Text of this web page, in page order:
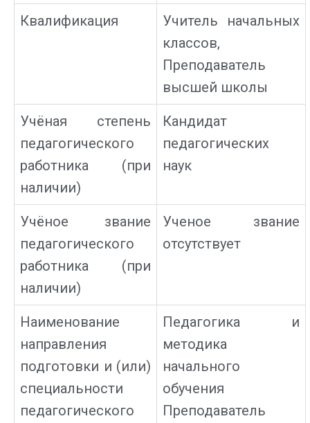
Квалификация
Учитель начальных
классов,
Преподаватель
высшей школы
Учёная степень
педагогического
работника (при
наличии)
Кандидат
педагогических
наук
Учёное звание
педагогического
работника (при
наличии)
Ученое звание
отсутствует
Наименование
направления
подготовки и (или)
специальности
педагогического
Педагогика и
методика
начального
обучения
Преподаватель